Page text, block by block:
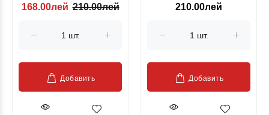
ZORZETTIG, alb, 750ml
168.00лей 210.00лей
Добавить
ZORZETTIG, alb, 750 ml
210.00лей
Добавить